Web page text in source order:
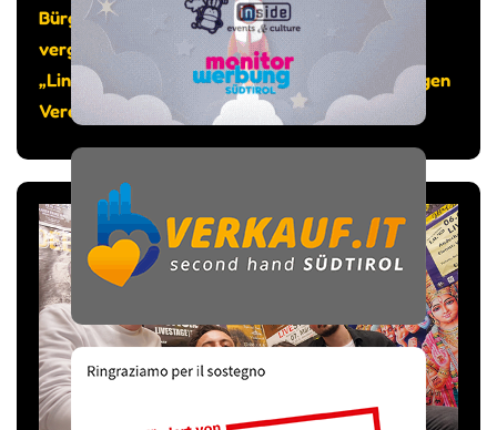
Bürgermeister Michael Epp. Gesagt getan: Am
vergangenen 12. Juni wurde der Kunstraum
„Lind.Art“ eingeweiht, bespielt vom gleichnamigen
Verein.